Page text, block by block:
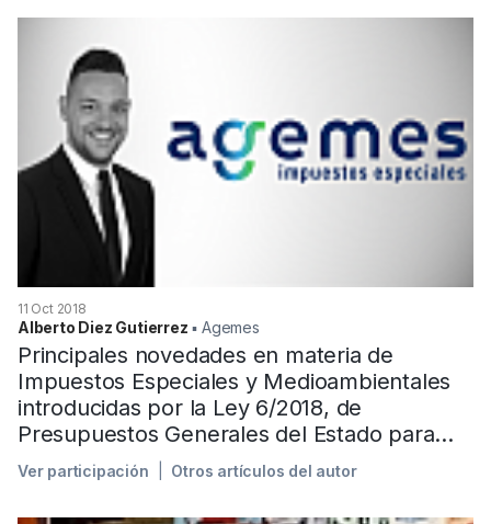
11 Oct 2018
Alberto Diez Gutierrez ▪︎ Agemes
Principales novedades en materia de
Impuestos Especiales y Medioambientales
introducidas por la Ley 6/2018, de
Presupuestos Generales del Estado para...
Ver participación Otros artículos del autor